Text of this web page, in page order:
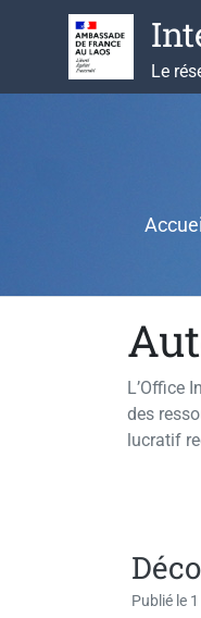
Le
Accueil
L’Office
des
lucratif
Publié le